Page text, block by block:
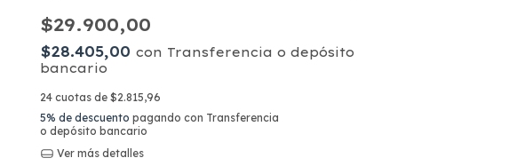
$29.900,00
$28.405,00 con Transferencia o depósito
bancario
24 cuotas de $2.815,96
5% de descuento pagando con Transferencia
o depósito bancario
Ver más detalles